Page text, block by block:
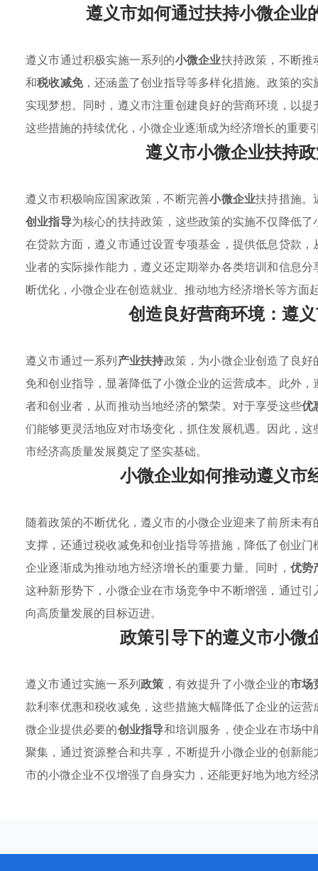
遵义市如何通过扶持小微企业
遵义市通过积极实施一系列的小微企业扶持政策，不断
和税收减免，还涵盖了创业指导等多样化措施。政策的
实现梦想。同时，遵义市注重创建良好的营商环境，以
这些措施的持续优化，小微企业逐渐成为经济增长的重要
遵义市小微企业扶持
遵义市积极响应国家政策，不断完善小微企业扶持措施。
创业指导为核心的扶持政策，这些政策的实施不仅降低
在贷款方面，遵义市通过设置专项基金，提供低息贷款
业者的实际操作能力，遵义还定期举办各类培训和信息
断优化，小微企业在创造就业、推动地方经济增长等方面
创造良好营商环境：遵
遵义市通过一系列产业扶持政策，为小微企业创造了良
免和创业指导，显著降低了小微企业的运营成本。此外
者和创业者，从而推动当地经济的繁荣。对于享受这些优
们能够更灵活地应对市场变化，抓住发展机遇。因此，
市经济高质量发展奠定了坚实基础。
小微企业如何推动遵义市
随着政策的不断优化，遵义市的小微企业迎来了前所未有
支撑，还通过税收减免和创业指导等措施，降低了创业
企业逐渐成为推动地方经济增长的重要力量。同时， 优势
这种新形势下，小微企业在市场竞争中不断增强，通过
向高质量发展的目标迈进。
政策引导下的遵义市小微
遵义市通过实施一系列政策 ，有效提升了小微企业的市场
款利率优惠和税收减免，这些措施大幅降低了企业的运
微企业提供必要的创业指导和培训服务，使企业在市场
聚集，通过资源整合和共享，不断提升小微企业的创新
市的小微企业不仅增强了自身实力，还能更好地为地方经